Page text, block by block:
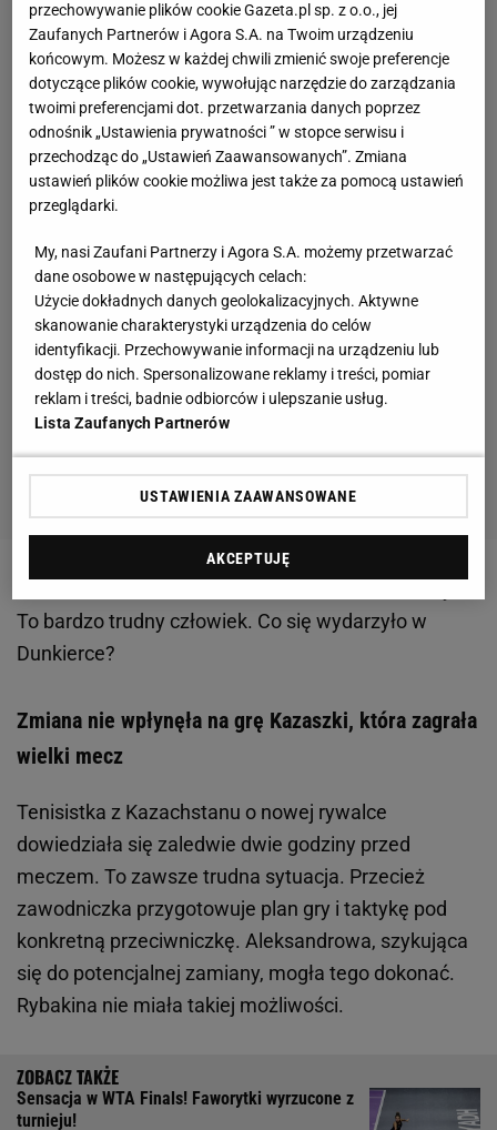
To bardzo trudny człowiek. Co się wydarzyło w
Dunkierce?
Zmiana nie wpłynęła na grę Kazaszki, która zagrała
wielki mecz
Tenisistka z Kazachstanu o nowej rywalce
dowiedziała się zaledwie dwie godziny przed
meczem. To zawsze trudna sytuacja. Przecież
zawodniczka przygotowuje plan gry i taktykę pod
konkretną przeciwniczkę. Aleksandrowa, szykująca
się do potencjalnej zamiany, mogła tego dokonać.
Rybakina nie miała takiej możliwości.
Sensacja w WTA Finals! Faworytki wyrzucone z
turnieju!
przechowywanie plików cookie Gazeta.pl sp. z o.o., jej
Zaufanych Partnerów i Agora S.A. na Twoim urządzeniu
końcowym. Możesz w każdej chwili zmienić swoje preferencje
dotyczące plików cookie, wywołując narzędzie do zarządzania
twoimi preferencjami dot. przetwarzania danych poprzez
odnośnik „Ustawienia prywatności ” w stopce serwisu i
przechodząc do „Ustawień Zaawansowanych”. Zmiana
ustawień plików cookie możliwa jest także za pomocą ustawień
przeglądarki.
My, nasi Zaufani Partnerzy i Agora S.A. możemy przetwarzać
dane osobowe w następujących celach:
Użycie dokładnych danych geolokalizacyjnych. Aktywne
skanowanie charakterystyki urządzenia do celów
identyfikacji. Przechowywanie informacji na urządzeniu lub
dostęp do nich. Spersonalizowane reklamy i treści, pomiar
reklam i treści, badnie odbiorców i ulepszanie usług.
Lista Zaufanych Partnerów
USTAWIENIA ZAAWANSOWANE
AKCEPTUJĘ